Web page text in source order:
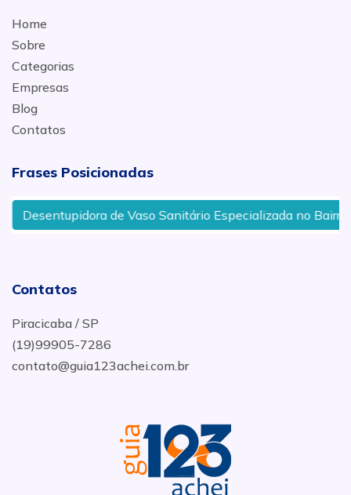
Home
Sobre
Categorias
Empresas
Blog
Contatos
Frases Posicionadas
Desentupidora de Vaso Sanitário Especializada no Bairro
Contatos
Piracicaba / SP
(19)99905-7286
contato@guia123achei.com.br